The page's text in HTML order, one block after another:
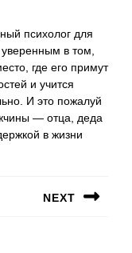
психолог для
в том,
где его примут
и учится
И это пожалуй
— отца, деда
в жизни
NEXT